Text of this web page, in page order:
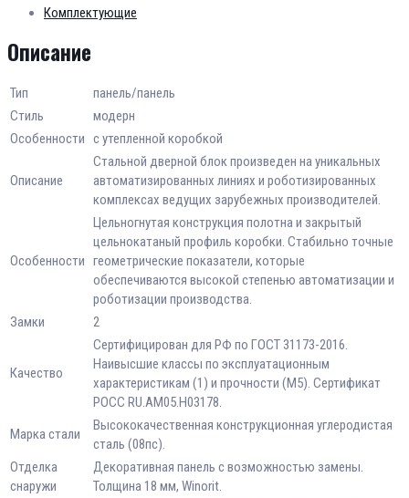
Комплектующие
Описание
Тип
панель/панель
Стиль
модерн
Особенности с утепленной коробкой
Описание
Стальной дверной блок произведен на уникальных
автоматизированных линиях и роботизированных
комплексах ведущих зарубежных производителей.
Особенности
Цельногнутая конструкция полотна и закрытый
цельнокатаный профиль коробки. Стабильно точные
геометрические показатели, которые
обеспечиваются высокой степенью автоматизации и
роботизации производства.
Замки
2
Качество
Сертифицирован для РФ по ГОСТ 31173-2016.
Наивысшие классы по эксплуатационным
характеристикам (1) и прочности (М5). Сертификат
POCC RU.AM05.H03178.
Марка стали
Высококачественная конструкционная углеродистая
сталь (08пс).
Отделка
снаружи
Декоративная панель с возможностью замены.
Толщина 18 мм, Winorit.